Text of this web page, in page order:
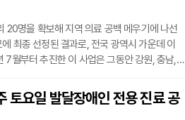
20명을 확보해 지역 의료 공백 메우기에 나선
최종 선정된 결과로, 전국 광역시 가운데 이
월부터 추진한 이 사업은 그동안 강원, 충남,
다. 전문의 이탈과 신규 유입 감소로 필수 의료
질 계획이다.계약형 지역필수의사제는 저연차
토요일 발달장애인 전용 진료 공